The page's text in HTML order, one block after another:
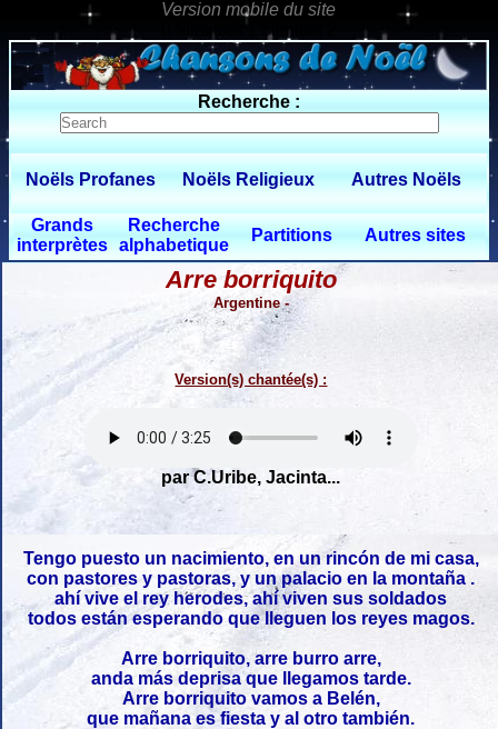
0 $limitbot 1 $limittot 2
Recherche :
Noëls Profanes Noëls Religieux Autres Noëls
Grands
interprètes
Recherche
alphabetique
Partitions Autres sites
Arre borriquito
Argentine -
Version(s) chantée(s) :
par C.Uribe, Jacinta...
Tengo puesto un nacimiento, en un rincón de mi casa,
con pastores y pastoras, y un palacio en la montaña .
ahí vive el rey herodes, ahí viven sus soldados
todos están esperando que lleguen los reyes magos.
Arre borriquito, arre burro arre,
anda más deprisa que llegamos tarde.
Arre borriquito vamos a Belén,
que mañana es fiesta y al otro también.